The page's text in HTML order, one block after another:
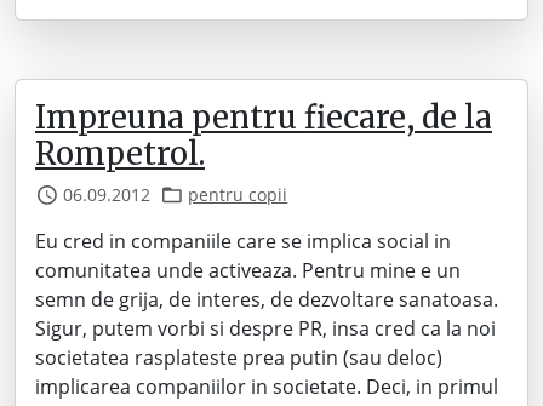
Impreuna pentru fiecare, de la
Rompetrol.
06.09.2012 pentru copii
Eu cred in companiile care se implica social in
comunitatea unde activeaza. Pentru mine e un
semn de grija, de interes, de dezvoltare sanatoasa.
Sigur, putem vorbi si despre PR, insa cred ca la noi
societatea rasplateste prea putin (sau deloc)
implicarea companiilor in societate. Deci, in primul